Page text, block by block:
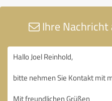
Ihre Nachricht